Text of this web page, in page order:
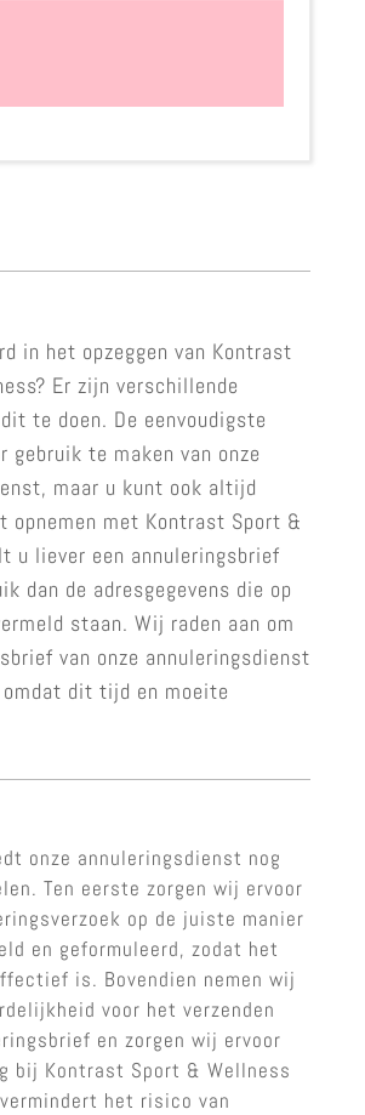
in het opzeggen van Kontrast
Er zijn verschillende
te doen. De eenvoudigste
gebruik te maken van onze
maar u kunt ook altijd
opnemen met Kontrast Sport &
u liever een annuleringsbrief
dan de adresgegevens die op
staan. Wij raden aan om
van onze annuleringsdienst
dit tijd en moeite
onze annuleringsdienst nog
Ten eerste zorgen wij ervoor
op de juiste manier
en geformuleerd, zodat het
is. Bovendien nemen wij
voor het verzenden
en zorgen wij ervoor
bij Kontrast Sport & Wellness
het risico van